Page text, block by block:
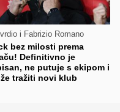
i Fabrizio Romano
bez milosti prema
Definitivno je
ne putuje s ekipom i
tražiti novi klub